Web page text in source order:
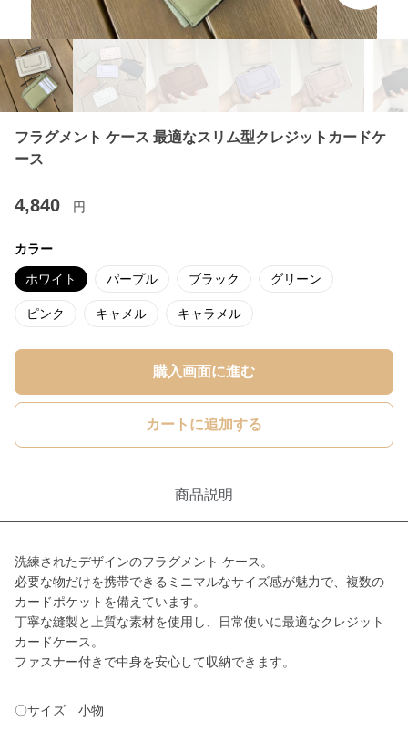
フラグメント ケース 最適なスリム型クレジットカードケ
ース
4,840 円
カラー
ホワイト パープル ブラック グリーン
ピンク キャメル キャラメル
購入画面に進む
カートに追加する
商品説明
洗練されたデザインのフラグメント ケース。
必要な物だけを携帯できるミニマルなサイズ感が魅力で、複数の
カードポケットを備えています。
丁寧な縫製と上質な素材を使用し、日常使いに最適なクレジット
カードケース。
ファスナー付きで中身を安心して収納できます。
〇サイズ 小物